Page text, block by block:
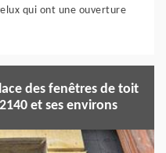
qui ont une ouverture
des fenêtres de toit
et ses environs